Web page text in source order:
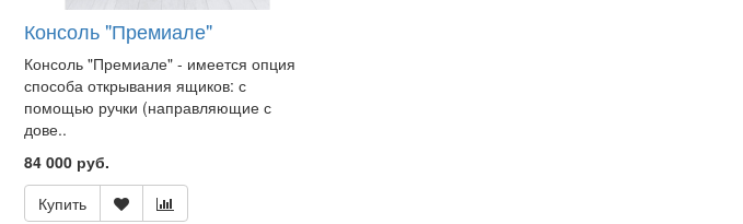
Консоль "Премиале"
Консоль "Премиале" - имеется опция
способа открывания ящиков: с
помощью ручки (направляющие с
дове..
84 000 руб.
Купить